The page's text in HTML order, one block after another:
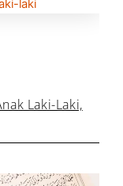
Laki-Laki,